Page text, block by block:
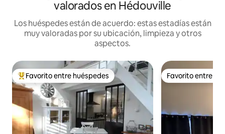
valorados en Hédouville
Los huéspedes están de acuerdo: estas estadías están
muy valoradas por su ubicación, limpieza y otros
aspectos.
Favorito entre huéspedes preferido
Favorito entre huéspedes Favorito entre
Favorito entre